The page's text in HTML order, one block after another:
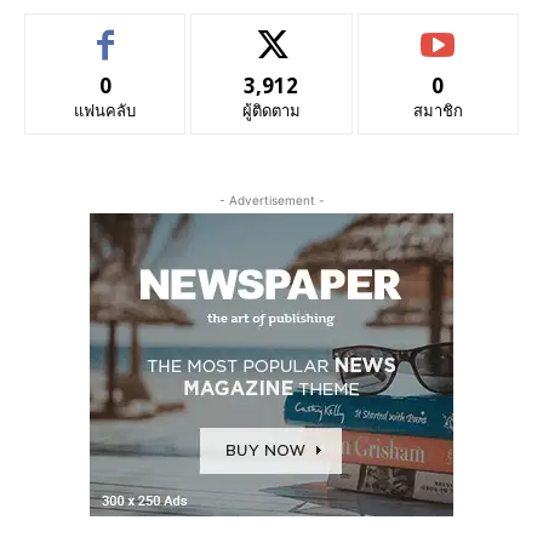
0
แฟนคลับ
3,912
ผู้ติดตาม
0
สมาชิก
- Advertisement -